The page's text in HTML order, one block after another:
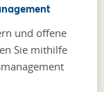
und offene
Sie mithilfe